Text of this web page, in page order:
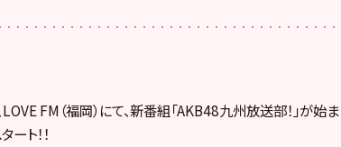
FM（福岡）にて、新番組「AKB48九州放送部！」が始ま
ト！！